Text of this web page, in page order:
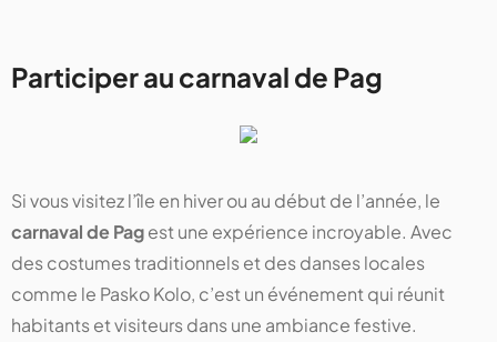
Participer au carnaval de Pag
Si vous visitez l’île en hiver ou au début de l’année, le
carnaval de Pagest une expérience incroyable. Avec
des costumes traditionnels et des danses locales
comme le Pasko Kolo, c’est un événement qui réunit
habitants et visiteurs dans une ambiance festive.